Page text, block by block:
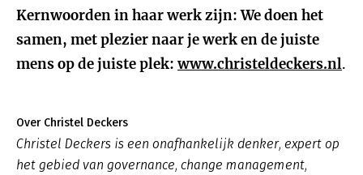
Kernwoorden in haar werk zijn: We doen het
samen, met plezier naar je werk en de juiste
mens op de juiste plek: www.christeldeckers.nl.
Over Christel Deckers
Christel Deckers is een onafhankelijk denker, expert op
het gebied van governance, change management,